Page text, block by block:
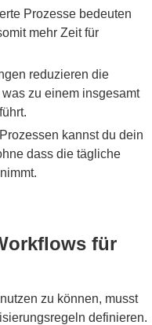
Prozesse bedeuten
mehr Zeit für
reduzieren die
zu einem insgesamt
kannst du dein
dass die tägliche
für
zu können, musst
definieren.